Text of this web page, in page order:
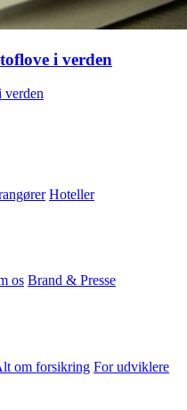
i verden
verden
Hoteller
os Brand & Presse
om forsikring For udviklere